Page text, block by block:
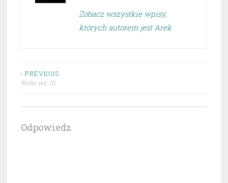
Zobacz wszystkie wpisy,
których autorem jest Arek
Nawigacja
‹ PREVIOUS
RoBo wz. 01
Odpowiedz